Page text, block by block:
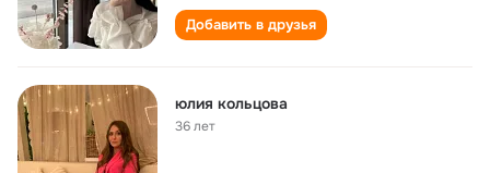
Добавить в друзья
юлия кольцова
36 лет